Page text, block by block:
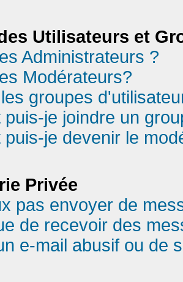
Utilisateurs et
Administrateurs ?
Modérateurs?
groupes
puis-je joindre un
puis-je devenir le
Privée
pas envoyer de
de recevoir des
e-mail abusif ou de